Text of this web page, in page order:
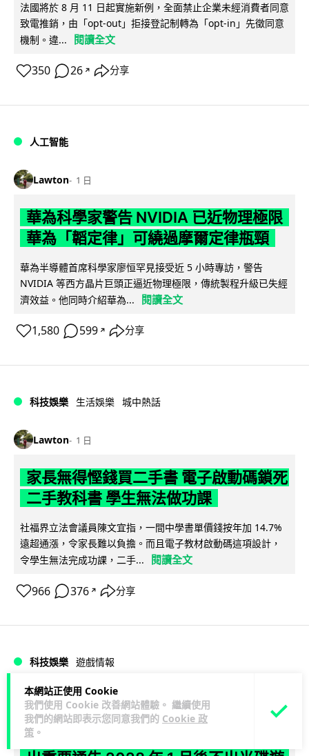
本網站正使用 Cookie
我們使用 Cookie 改善網站體驗。 繼續使用
我們的網站即表示您同意我們的 Cookie 政
策 。
法國將於 8 月 11 日起實施新例，全面禁止企業未經消費者同意
致電推銷，由「opt-out」拒接登記制轉為「opt-in」先徵同意
機制。違...
閱讀全文
350 26 ↗ 分享
人工智能
Lawton 1 日
華為科學家警告 NVIDIA 已近物理極限
華為「韜定律」可繞過摩爾定律瓶頸
華為半導體首席科學家廖恒罕見接受近 5 小時專訪，警告
NVIDIA 等西方晶片巨頭正逼近物理極限，傳統製程升級已失經
濟效益。他同時介紹華為...
閱讀全文
1,580 599 ↗ 分享
科技娛樂 生活娛樂 城中熱話
Lawton 1 日
家長無得慳錢買二手書 電子啟動碼鎖死
二手教科書 學生無法做功課
社福界立法會議員陳文宜指，一間中學書單價錢按年加 14.7%
遠超通漲，令家長難以負擔。而且電子教材啟動碼這項設計，
令學生無法完成功課，二手...
閱讀全文
966 376 ↗ 分享
科技娛樂 遊戲情報
Lawton 1 日
PlayStation 確認停產實體光碟 包裝印